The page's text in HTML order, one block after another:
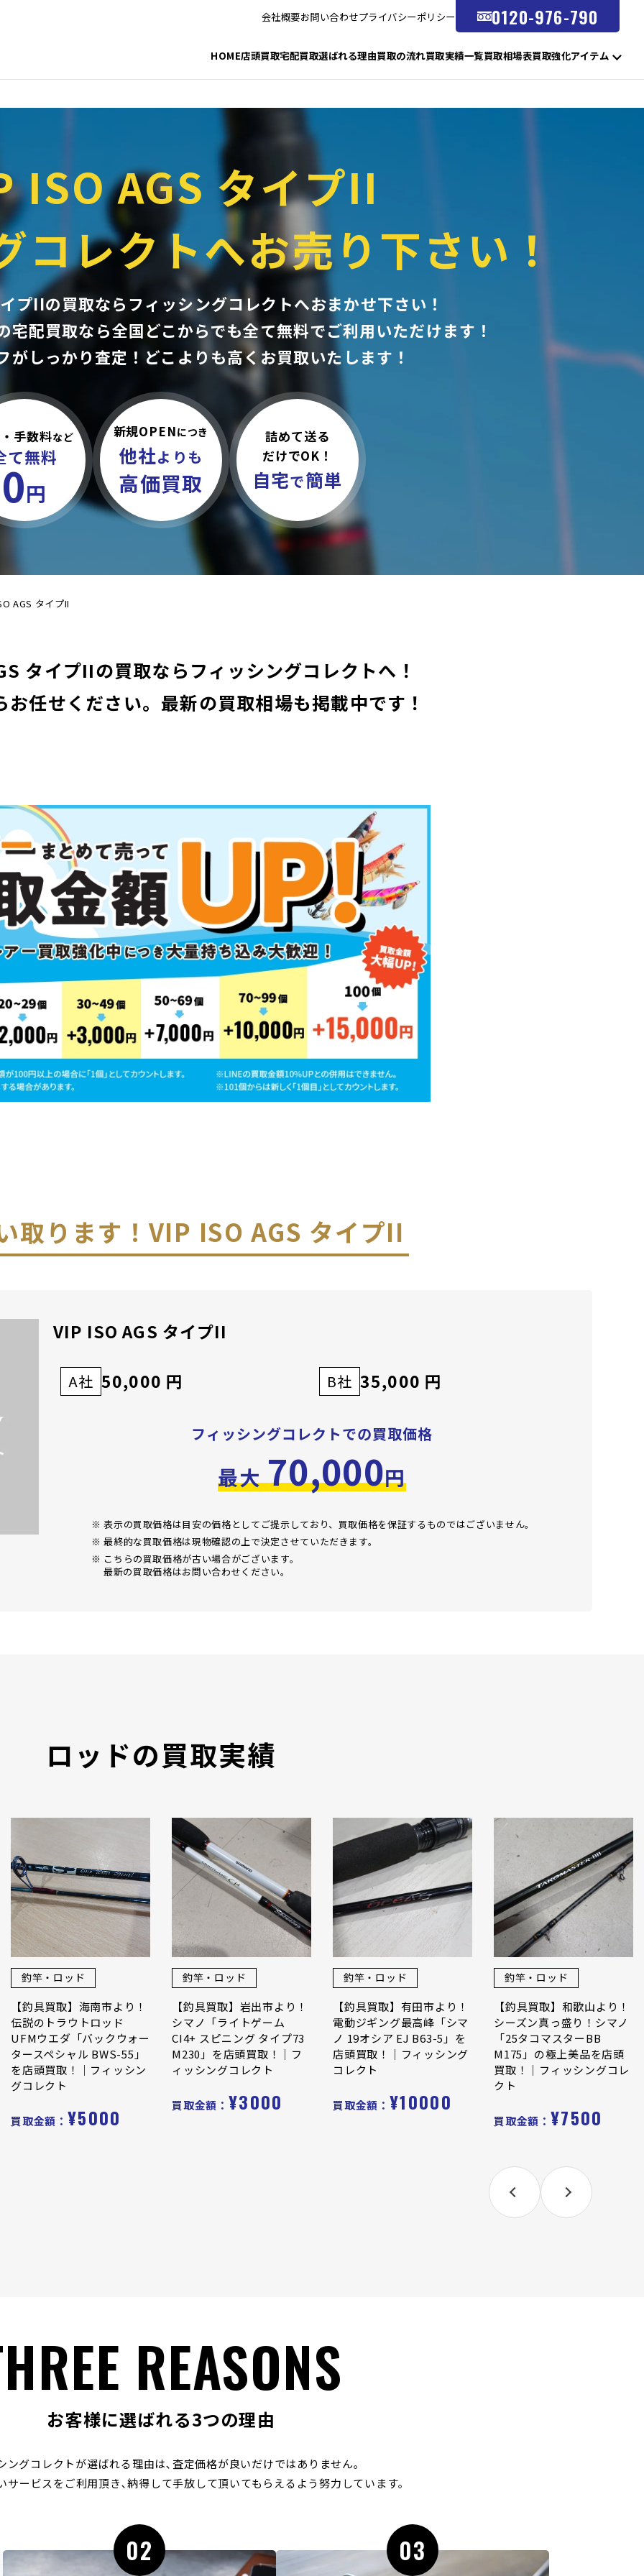
会社概要お問い合わせプライバシーポリシー 0120-976-790
HOME店頭買取宅配買取選ばれる理由買取の流れ買取実績一覧買取相場表買取強化アイテム
ISO AGS タイプII
コレクトへお売り下さい！
プIIの買取ならフィッシングコレクトへおまかせ下さい！
宅配買取なら全国どこからでも全て無料でご利用いただけます！
がしっかり査定！ どこよりも高くお買取いたします！
手数料など
て無料
0円
新規OPENにつき
他社よりも
高価買取
詰めて送る
だけでOK！
自宅で簡単
AGS タイプII
タイプIIの買取ならフィッシングコレクトへ！
任せください。 最新の買取相場も掲載中です！
取ります！ VIP ISO AGS タイプII
VIP ISO AGS タイプII
A社 50,000 円 B社 35,000 円
フィッシングコレクトでの買取価格
最大 70,000円
※ 表示の買取価格は目安の価格としてご提示しており、買取価格を保証するものではございません。
※ 最終的な買取価格は現物確認の上で決定させていただきます。
※ こちらの買取価格が古い場合がございます。
最新の買取価格はお問い合わせください。
ロッドの買取実績
釣竿・ロッド
【釣具買取】海南市より！
伝説のトラウトロッド
UFMウエダ「バックウォー
タースペシャル BWS-55」
を店頭買取！｜フィッシン
グコレクト
買取金額： ¥5000
釣竿・ロッド
【釣具買取】岩出市より！
シマノ「ライトゲーム
CI4+ スピニング タイプ73
M230」を店頭買取！｜フ
ィッシングコレクト
買取金額： ¥3000
釣竿・ロッド
【釣具買取】有田市より！
電動ジギング最高峰「シマ
ノ 19オシア EJ B63-5」を
店頭買取！｜フィッシング
コレクト
買取金額： ¥10000
釣竿・ロッド
【釣具買取】和歌山より！
シーズン真っ盛り！シマノ
「25タコマスターBB
M175」の極上美品を店頭
買取！｜フィッシングコレ
クト
買取金額： ¥7500
REASONS
お客様に選ばれる3つの理由
ングコレクトが選ばれる理由は､ 査定価格が良いだけではありません｡
サービスをご利用頂き､納得して手放して頂いてもらえるよう努力しています｡
02 03